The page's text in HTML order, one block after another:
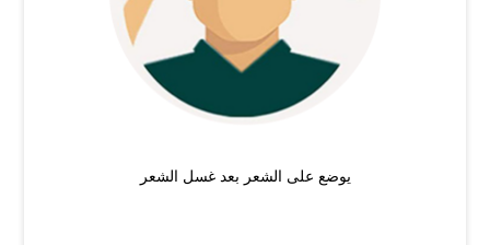
يوضع على الشعر بعد غسل الشعر